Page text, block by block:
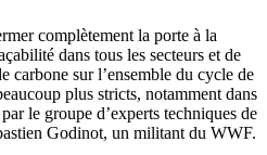
complètement la porte à la
dans tous les secteurs et de
carbone sur l’ensemble du cycle de
plus stricts, notamment dans
le groupe d’experts techniques de
Godinot, un militant du WWF.